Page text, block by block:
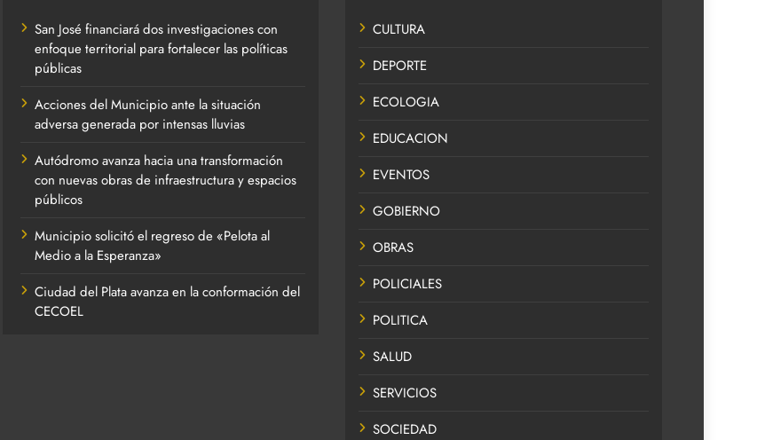
San José financiará dos investigaciones con
enfoque territorial para fortalecer las políticas
públicas
Acciones del Municipio ante la situación
adversa generada por intensas lluvias
Autódromo avanza hacia una transformación
con nuevas obras de infraestructura y espacios
públicos
Municipio solicitó el regreso de «Pelota al
Medio a la Esperanza»
Ciudad del Plata avanza en la conformación del
CECOEL
CULTURA
DEPORTE
ECOLOGIA
EDUCACION
EVENTOS
GOBIERNO
OBRAS
POLICIALES
POLITICA
SALUD
SERVICIOS
SOCIEDAD